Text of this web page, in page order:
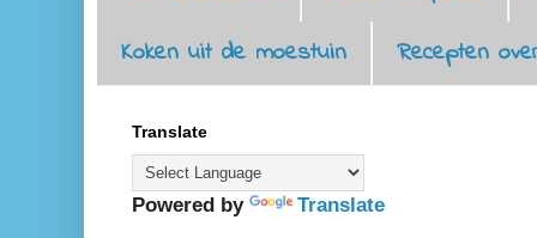
Koken uit de moestuin
Recepten
Translate
Powered by Translate